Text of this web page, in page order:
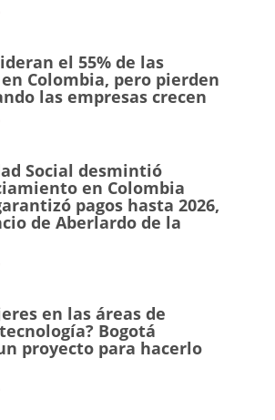
el 55% de las
Colombia, pero pierden
las empresas crecen
Social desmintió
en Colombia
pagos hasta 2026,
de Aberlardo de la
en las áreas de
Bogotá
proyecto para hacerlo